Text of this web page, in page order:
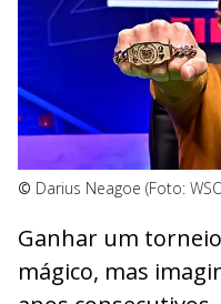
© Darius Neagoe (Foto:
Ganhar um torneio
mágico, mas